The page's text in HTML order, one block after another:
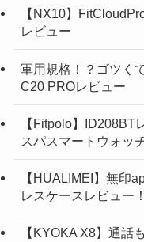
【NX10】
レビュー
軍用規格！？ゴツく
C20 PROレビュー
【Fitpolo】ID208BT
スパスマートウォッ
【HUALIMEI】無印
レスケースレビュー！
【KYOKA X8】通話